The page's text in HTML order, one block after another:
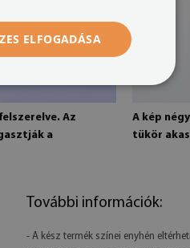
Az
a
A kép
tükör
További információk:
- A kész termék színei enyhén
ELFOGADÁSA